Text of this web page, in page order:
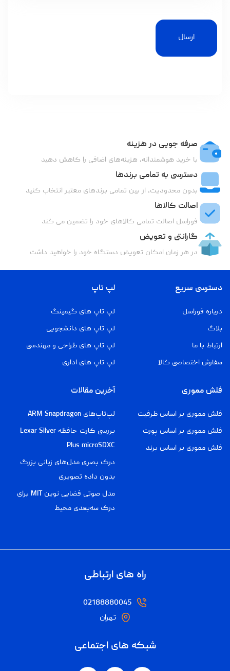
ارسال
صرفه جویی در هزینه
با خرید هوشمندانه، هزینه‌های اضافی را کاهش دهید
دسترسی به تمامی برندها
بدون محدودیت، از بین تمامی برندهای معتبر انتخاب کنید
اصالت کالاها
فوراسل اصالت تمامی کالاهای خود را تضمین می کند
گارانتی و تعویض
در هر زمان امکان تعویض دستگاه خود را خواهید داشت
دسترسی سریع
درباره فوراسل
بلاگ
ارتباط با ما
سفارش اختصاصی کالا
لپ تاپ
لپ تاپ های گیمینگ
لپ تاپ های دانشجویی
لپ تاپ های طراحی و مهندسی
لپ تاپ های اداری
فلش مموری
فلش مموری بر اساس ظرفیت
فلش مموری بر اساس پورت
فلش مموری بر اساس برند
آخرین مقالات
لپ‌تاپ‌های ARM Snapdragon
بررسی کارت حافظه Lexar Silver
Plus microSDXC
درک بصری مدل‌های زبانی بزرگ
بدون داده تصویری
مدل صوتی فضایی نوین MIT برای
درک سه‌بعدی محیط
راه های ارتباطی
02188880045
تهران
شبکه های اجتماعی